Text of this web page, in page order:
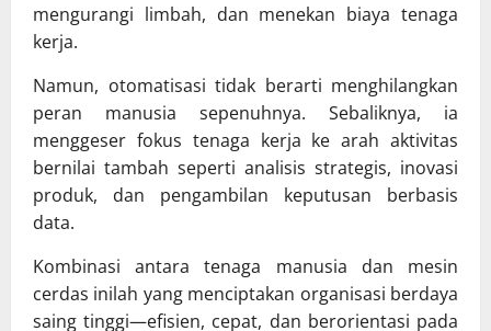
mengurangi limbah, dan menekan biaya tenaga
kerja.
Namun, otomatisasi tidak berarti menghilangkan
peran manusia sepenuhnya. Sebaliknya, ia
menggeser fokus tenaga kerja ke arah aktivitas
bernilai tambah seperti analisis strategis, inovasi
produk, dan pengambilan keputusan berbasis
data.
Kombinasi antara tenaga manusia dan mesin
cerdas inilah yang menciptakan organisasi berdaya
saing tinggi—efisien, cepat, dan berorientasi pada